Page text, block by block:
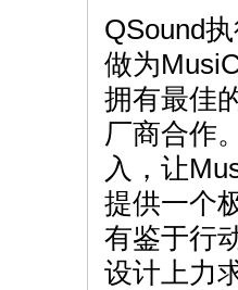
QSound
做为
拥有最佳
厂商合作
入，让
提供一个
有鉴于行
设计上力